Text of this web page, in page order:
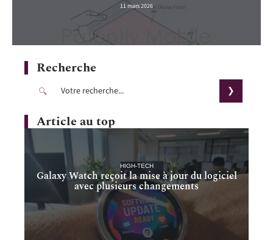
11 mars 2026
Recherche
Article au top
HIGH-TECH
Galaxy Watch reçoit la mise à jour du logiciel
avec plusieurs changements